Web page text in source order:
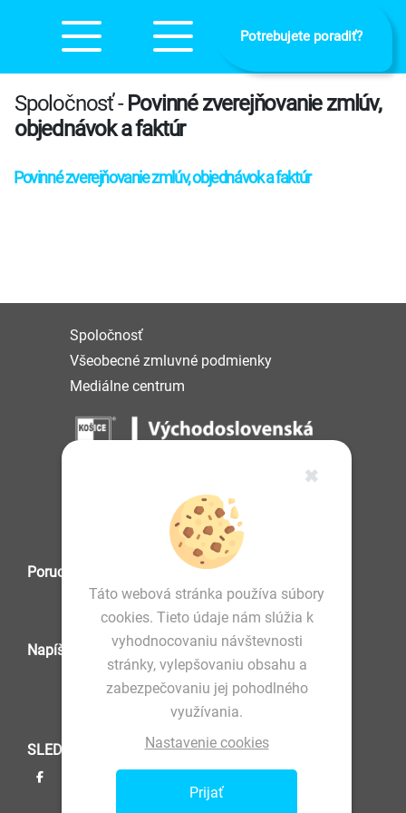
Potrebujete poradiť?
Spoločnosť - Povinné zverejňovanie zmlúv,
objednávok a faktúr
Povinné zverejňovanie zmlúv, objednávok a faktúr
Spoločnosť
Všeobecné zmluvné podmienky
Mediálne centrum
IČO: 36 570 460
Poruchová služba
Napíšte nám
SLEDUJTE NÁS
✖
Táto webová stránka používa súbory
cookies. Tieto údaje nám slúžia k
vyhodnocovaniu návštevnosti
stránky, vylepšovaniu obsahu a
zabezpečovaniu jej pohodlného
využívania.
Nastavenie cookies
Prijať